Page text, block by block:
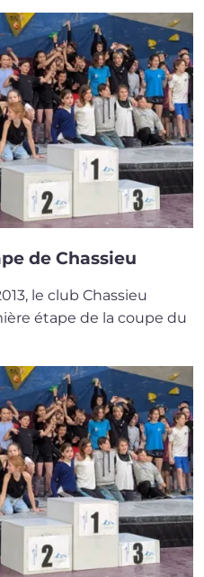
de Chassieu
le club Chassieu
étape de la coupe du